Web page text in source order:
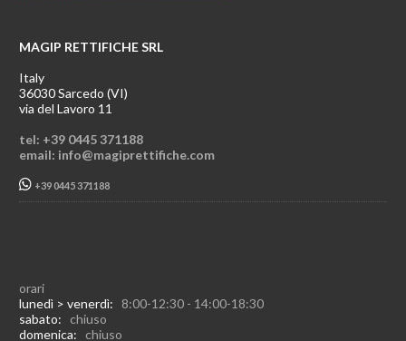
MAGIP RETTIFICHE SRL
Italy
36030 Sarcedo (VI)
via del Lavoro 11
tel: +39 0445 371188
email: info@magiprettifiche.com
+39 0445 371188
orari
lunedì > venerdì: 8:00-12:30 - 14:00-18:30
sabato: chiuso
domenica: chiuso